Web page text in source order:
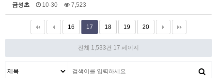
금성초 10-30 7,523
16 17 18 19 20
전체 1,533건 17 페이지